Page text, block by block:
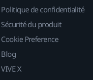
Politique de confidentialité
Sécurité du produit
Cookie Preference
Blog
VIVE X